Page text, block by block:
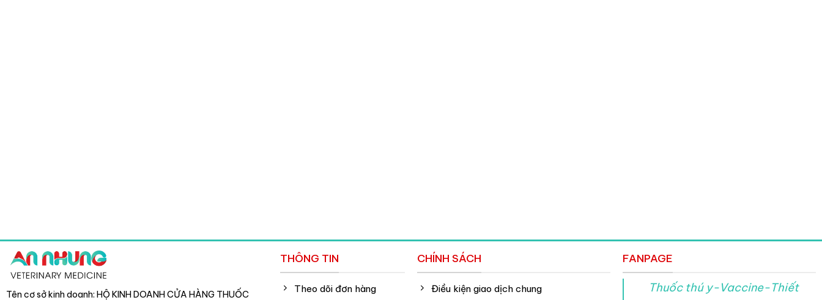
Tên cơ sở kinh doanh: HỘ KINH DOANH CỬA HÀNG THUỐC
THÔNG TIN
Theo dõi đơn hàng
CHÍNH SÁCH
Điều kiện giao dịch chung
FANPAGE
Thuốc thú y-Vaccine-Thiết